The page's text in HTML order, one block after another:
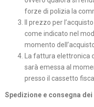
forze di polizia la
Il prezzo per
come indicato nel
momento
La fattura elettronica
sarà emessa al
presso il cassetto
Spedizione e consegna